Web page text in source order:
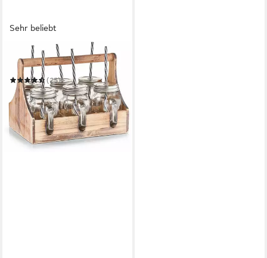
Sehr beliebt
ZELLER PRESENT
Glas
(25)
ab 25,99 € UVP33,95 €
-23%
in 3-4 Werktagen bei dir